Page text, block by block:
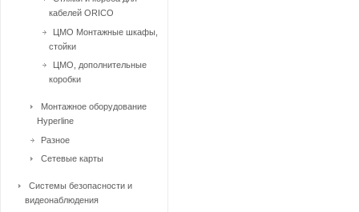
кабелей ORICO
ЦМО Монтажные шкафы,
стойки
ЦМО, дополнительные
коробки
Монтажное оборудование
Hyperline
Разное
Сетевые карты
Системы безопасности и
видеонаблюдения